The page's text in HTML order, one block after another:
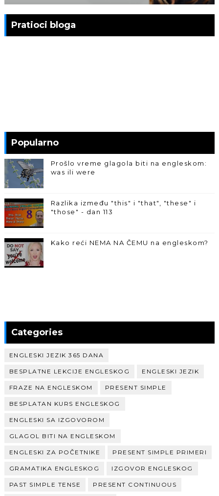
Pratioci bloga
Popularno
Prošlo vreme glagola biti na engleskom:
was ili were
Razlika između "this" i "that", "these" i
"those" - dan 113
Kako reći NEMA NA ČEMU na engleskom?
Categories
ENGLESKI JEZIK 365 DANA
BESPLATNE LEKCIJE ENGLESKOG ENGLESKI JEZIK
FRAZE NA ENGLESKOM PRESENT SIMPLE
BESPLATAN KURS ENGLESKOG
ENGLESKI SA IZGOVOROM
GLAGOL BITI NA ENGLESKOM
ENGLESKI ZA POČETNIKE PRESENT SIMPLE PRIMERI
GRAMATIKA ENGLESKOG IZGOVOR ENGLESKOG
PAST SIMPLE TENSE PRESENT CONTINUOUS